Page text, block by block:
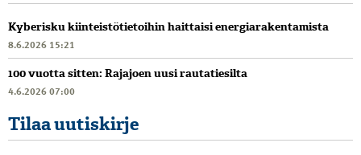
Kyberisku kiinteistötietoihin haittaisi energiarakentamista
8.6.2026 15:21
100 vuotta sitten: Rajajoen uusi rautatiesilta
4.6.2026 07:00
Tilaa uutiskirje